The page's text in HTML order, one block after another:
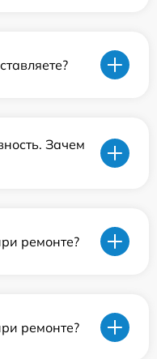
Зачем
ремонте?
ремонте?